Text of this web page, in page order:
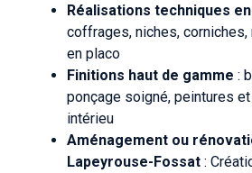
Réalisations techniques
coffrages, niches,
en placo
Finitions haut de gamme :
ponçage soigné, peintures
intérieu
Aménagement ou
Lapeyrouse-Fossat :